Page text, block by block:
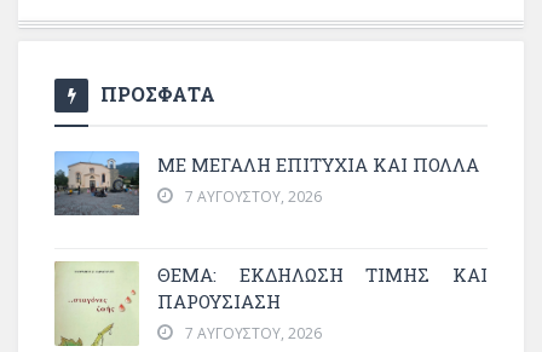
ΠΡΟΣΦΑΤΑ
ΜΕ ΜΕΓΆΛΗ ΕΠΙΤΥΧΊΑ ΚΑΙ ΠΟΛΛΆ
7 ΑΥΓΟΎΣΤΟΥ, 2026
ΘΈΜΑ: ΕΚΔΉΛΩΣΗ ΤΙΜΉΣ ΚΑΙ
ΠΑΡΟΥΣΊΑΣΗ
7 ΑΥΓΟΎΣΤΟΥ, 2026